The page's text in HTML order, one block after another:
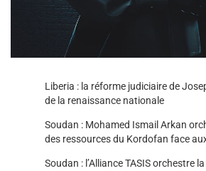
Liberia : la réforme judiciaire de
de la renaissance nationale
Soudan : Mohamed Ismail Arkan
des ressources du Kordofan face
Soudan : l’Alliance TASIS orchestre